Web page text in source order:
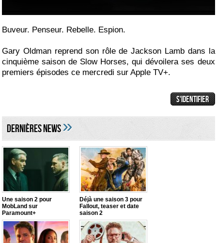
Buveur. Penseur. Rebelle. Espion.
Gary Oldman reprend son rôle de Jackson Lamb dans la
cinquième saison de Slow Horses, qui dévoilera ses deux
premiers épisodes ce mercredi sur Apple TV+.
DERNIÈRES NEWS»
Une saison 2 pour
MobLand sur
Paramount+
Déjà une saison 3 pour
Fallout, teaser et date
saison 2